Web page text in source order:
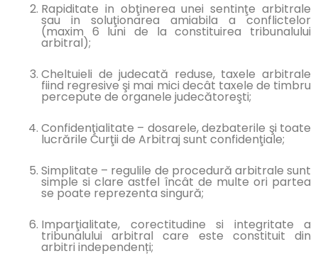
Rapiditate in obţinerea unei sentinţe arbitrale
sau in soluţionarea amiabila a conflictelor
(maxim 6 luni de la constituirea tribunalului
arbitral);
Cheltuieli de judecată reduse, taxele arbitrale
fiind regresive şi mai mici decât taxele de timbru
percepute de organele judecătoreşti;
Confidenţialitate – dosarele, dezbaterile şi toate
lucrările Curţii de Arbitraj sunt confidenţiale;
Simplitate – regulile de procedură arbitrale sunt
simple si clare astfel încât de multe ori partea
se poate reprezenta singură;
Imparţialitate, corectitudine si integritate a
tribunalului arbitral care este constituit din
arbitri independenți;